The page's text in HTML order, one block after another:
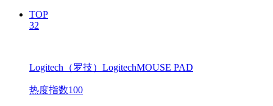
TOP
32
Logitech（罗技）LogitechMOUSE PAD
热度指数100